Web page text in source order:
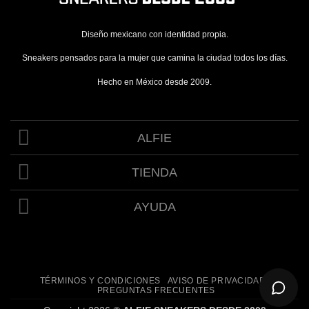
Diseño mexicano con identidad propia.
Sneakers pensados para la mujer que camina la ciudad todos los días.
Hecho en México desde 2009.
ALFIE
TIENDA
AYUDA
TÉRMINOS Y CONDICIONES
AVISO DE PRIVACIDAD
PREGUNTAS FRECUENTES